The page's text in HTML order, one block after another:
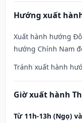
Hướng xuất
Xuất hành hướng
hướng Chính Nam
Tránh xuất hành
Giờ xuất hành
Từ 11h-13h (Ngọ)